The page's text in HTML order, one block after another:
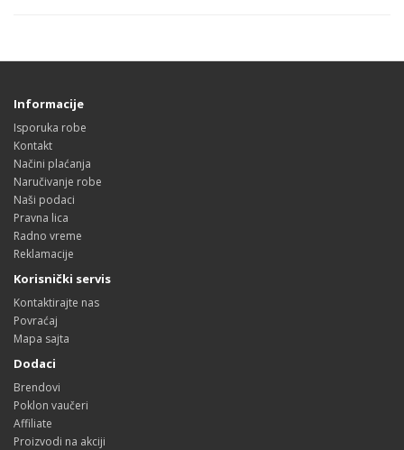
Informacije
Isporuka robe
Kontakt
Načini plaćanja
Naručivanje robe
Naši podaci
Pravna lica
Radno vreme
Reklamacije
Korisnički servis
Kontaktirajte nas
Povraćaj
Mapa sajta
Dodaci
Brendovi
Poklon vaučeri
Affiliate
Proizvodi na akciji